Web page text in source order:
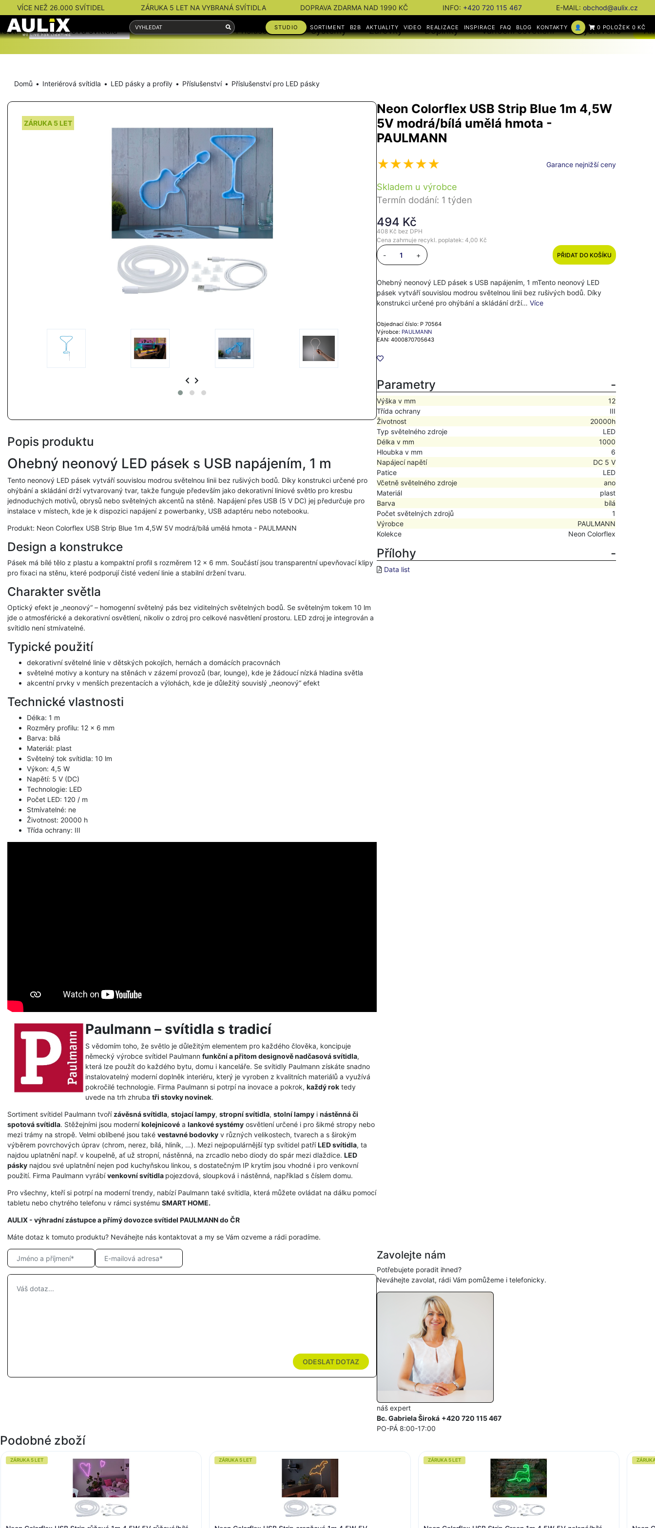
VÍCE NEŽ 26.000 SVÍTIDEL ZÁRUKA 5 LET NA VYBRANÁ SVÍTIDLA DOPRAVA ZDARMA NAD 1990 KČ INFO: +420 720 115 467 E-MAIL: obchod@aulix.cz
STUDIO SORTIMENT B2B AKTUALITY VIDEO REALIZACE INSPIRACE FAQ BLOG KONTAKTY 👤 0 POLOŽEK 0 KČ
Interiérová svítidla Venkovní svítidla Příslušenství Systémy Žárovky Doplňky Vánoční osvětlení Vystaveno
Domů Interiérová svítidla LED pásky a profily Příslušenství Příslušenství pro LED pásky
Popis produktu
Ohebný neonový LED pásek s USB napájením, 1 m
Tento neonový LED pásek vytváří souvislou modrou světelnou linii bez rušivých bodů. Díky konstrukci určené pro
ohýbání a skládání drží vytvarovaný tvar, takže funguje především jako dekorativní liniové světlo pro kresbu
jednoduchých motivů, obrysů nebo světelných akcentů na stěně. Napájení přes USB (5 V DC) jej předurčuje pro
instalace v místech, kde je k dispozici napájení z powerbanky, USB adaptéru nebo notebooku.
Produkt: Neon Colorflex USB Strip Blue 1m 4,5W 5V modrá/bílá umělá hmota - PAULMANN
Design a konstrukce
Pásek má bílé tělo z plastu a kompaktní profil s rozměrem 12 x 6 mm. Součástí jsou transparentní upevňovací klipy
pro fixaci na stěnu, které podporují čisté vedení linie a stabilní držení tvaru.
Charakter světla
Optický efekt je „neonový“ – homogenní světelný pás bez viditelných světelných bodů. Se světelným tokem 10 lm
jde o atmosférické a dekorativní osvětlení, nikoliv o zdroj pro celkové nasvětlení prostoru. LED zdroj je integrován a
svítidlo není stmívatelné.
Typické použití
dekorativní světelné linie v dětských pokojích, hernách a domácích pracovnách
světelné motivy a kontury na stěnách v zázemí provozů (bar, lounge), kde je žádoucí nízká hladina světla
akcentní prvky v menších prezentacích a výlohách, kde je důležitý souvislý „neonový“ efekt
Technické vlastnosti
Délka: 1 m
Rozměry profilu: 12 x 6 mm
Barva: bílá
Materiál: plast
Světelný tok svítidla: 10 lm
Výkon: 4,5 W
Napětí: 5 V (DC)
Technologie: LED
Počet LED: 120 / m
Stmívatelné: ne
Životnost: 20000 h
Třída ochrany: III
Paulmann – svítidla s tradicí
S vědomím toho, že světlo je důležitým elementem pro každého člověka, koncipuje
německý výrobce svítidel Paulmann funkční a přitom designově nadčasová svítidla,
která lze použít do každého bytu, domu i kanceláře. Se svítidly Paulmann získáte snadno
instalovatelný moderní doplněk interiéru, který je vyroben z kvalitních materiálů a využívá
pokročilé technologie. Firma Paulmann si potrpí na inovace a pokrok, každý rok tedy
uvede na trh zhruba tři stovky novinek.
Sortiment svítidel Paulmann tvoří závěsná svítidla, stojací lampy, stropní svítidla, stolní lampy i nástěnná či
spotová svítidla. Stěžejními jsou moderníkolejnicové a lankové systémy osvětlení určené i pro šikmé stropy nebo
mezi trámy na stropě. Velmi oblíbené jsou také vestavné bodovky v různých velikostech, tvarech a s širokým
výběrem povrchových úprav (chrom, nerez, bílá, hliník, …). Mezi nejpopulárnější typ svítidel patříLED svítidla, ta
najdou uplatnění např. v koupelně, ať už stropní, nástěnná, na zrcadlo nebo diody do spár mezi dlaždice. LED
pásky najdou své uplatnění nejen pod kuchyňskou linkou, s dostatečným IP krytím jsou vhodné i pro venkovní
použití. Firma Paulmann vyrábívenkovní svítidla pojezdová, sloupková i nástěnná, například s číslem domu.
Pro všechny, kteří si potrpí na moderní trendy, nabízí Paulmann také svítidla, která můžete ovládat na dálku pomocí
tabletu nebo chytrého telefonu v rámci systému SMART HOME.
AULIX - výhradní zástupce a přímý dovozce svítidel PAULMANN do ČR
Neon Colorflex USB Strip Blue 1m 4,5W
5V modrá/bílá umělá hmota -
PAULMANN
Garance nejnižší ceny
ZÁRUKA 5 LET
Skladem u výrobce
Termín dodání: 1 týden
494 Kč
408 Kč bez DPH
Cena zahrnuje recykl. poplatek: 4,00 Kč
- + PŘIDAT DO KOŠÍKU
Ohebný neonový LED pásek s USB napájením, 1 mTento neonový LED
pásek vytváří souvislou modrou světelnou linii bez rušivých bodů. Díky
konstrukci určené pro ohýbání a skládání drží…Více
Objednací číslo: P 70564
Výrobce: PAULMANN
EAN: 4000870705643
Parametry
Výška v mm
12
Třída ochrany
III
Životnost
20000h
Typ světelného zdroje
LED
Délka v mm
1000
Hloubka v mm
6
Napájecí napětí
DC 5 V
Patice
LED
Včetně světelného zdroje
ano
Materiál
plast
Barva
bílá
Počet světelných zdrojů
1
Výrobce
PAULMANN
Kolekce
Neon Colorflex
Přílohy
Data list
Máte dotaz k tomuto produktu? Neváhejte nás kontaktovat a my se Vám ozveme a rádi poradíme.
ODESLAT DOTAZ
Zavolejte nám
Potřebujete poradit ihned?
Neváhejte zavolat, rádi Vám pomůžeme i telefonicky.
náš expert
Bc. Gabriela Široká +420 720 115 467
PO-PÁ 8:00-17:00
Podobné zboží
ZÁRUKA 5 LET ZÁRUKA 5 LET ZÁRUKA 5 LET